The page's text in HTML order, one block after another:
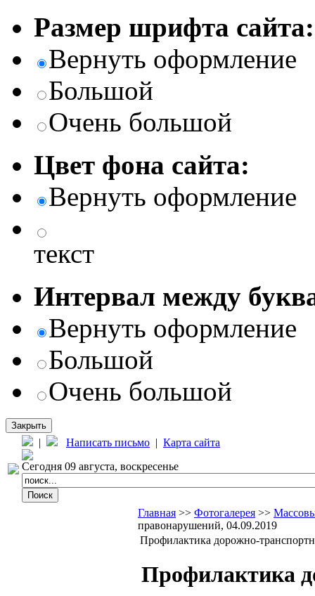
Размер шрифта сайта:
Вернуть оформление
Большой
Очень большой
Цвет фона сайта:
Вернуть оформление
текст
Интервал между
Вернуть оформление
Большой
Очень большой
Закрыть
| Написать письмо | Карта сайта
Сегодня 09 августа, воскресенье
Главная >> Фотогалерея >>
правонарушений, 04.09.2019
Профилактика дорожно-
Профилактика